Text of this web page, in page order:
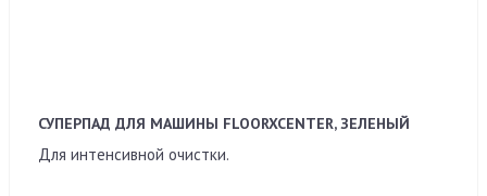
СУПЕРПАД ДЛЯ МАШИНЫ FLOORXCENTER, ЗЕЛЕНЫЙ
Для интенсивной очистки.